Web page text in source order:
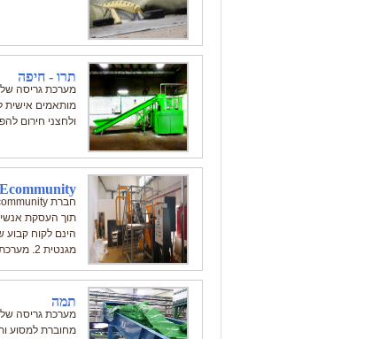
תרו - חיפה
מותאמים אישית
ולחצני חירום
Ecommunity
מגנטית 2. מערכת לגריסת כבלים והפרדת נחושת מפלסטיק 3. מגרסת נורות
תמה
מחוברת למסוע